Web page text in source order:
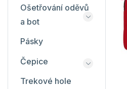
Ošetřování oděvů
a bot
Pásky
Čepice
Trekové hole